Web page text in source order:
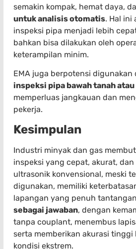
semakin kompak, hemat daya,
untuk analisis otomatis. Hal ini
inspeksi pipa menjadi lebih
bahkan bisa dilakukan oleh
keterampilan minim.
EMA juga berpotensi digunakan
inspeksi pipa bawah tanah
memperluas jangkauan dan
pekerja.
Kesimpulan
Industri minyak dan gas
inspeksi yang cepat, akurat, dan
ultrasonik konvensional, meski
digunakan, memiliki
lapangan yang penuh
sebagai jawaban, dengan
tanpa couplant, menembus
serta memberikan akurasi tinggi
kondisi ekstrem.